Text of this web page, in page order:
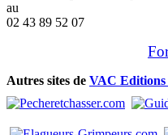
au
02 43 89 52 07
Autres sites de VAC Editions